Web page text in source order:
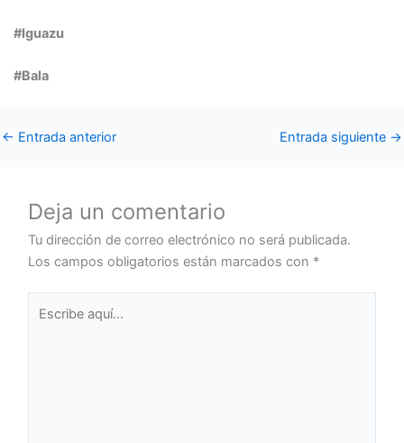
#Iguazu
#Bala
← Entrada anterior Entrada siguiente →
Deja un comentario
Tu dirección de correo electrónico no será publicada.
Los campos obligatorios están marcados con *
aquí...